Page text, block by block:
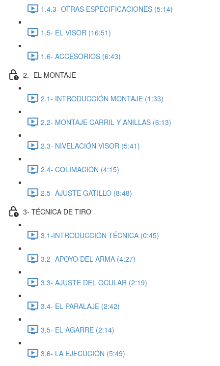
1.4.3- OTRAS ESPECIFICACIONES (5:14)
1.5- EL VISOR (16:51)
1.6- ACCESORIOS (6:43)
2.- EL MONTAJE
2.1- INTRODUCCIÓN MONTAJE (1:33)
2.2- MONTAJE CARRIL Y ANILLAS (6:13)
2.3- NIVELACIÓN VISOR (5:41)
2.4- COLIMACIÓN (4:15)
2.5- AJUSTE GATILLO (8:48)
3- TÉCNICA DE TIRO
3.1-INTRODUCCIÓN TÉCNICA (0:45)
3.2- APOYO DEL ARMA (4:27)
3.3- AJUSTE DEL OCULAR (2:19)
3.4- EL PARALAJE (2:42)
3.5- EL AGARRE (2:14)
3.6- LA EJECUCIÓN (5:49)